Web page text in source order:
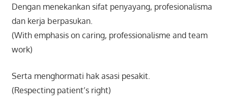
Dengan menekankan sifat penyayang, profesionalisma
dan kerja berpasukan.
(With emphasis on caring, professionalisme and team
work)
Serta menghormati hak asasi pesakit.
(Respecting patient’s right)